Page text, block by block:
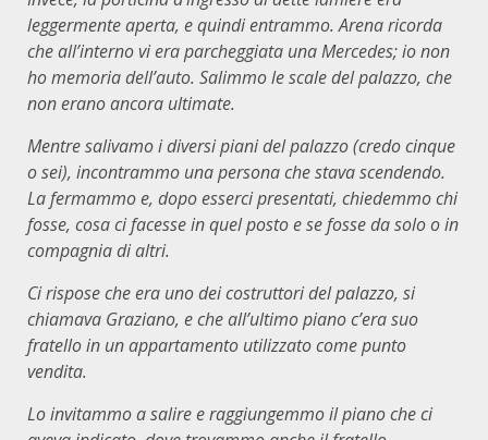
leggermente aperta, e quindi entrammo. Arena ricorda
che all’interno vi era parcheggiata una Mercedes; io non
ho memoria dell’auto. Salimmo le scale del palazzo, che
non erano ancora ultimate.
Mentre salivamo i diversi piani del palazzo (credo cinque
o sei), incontrammo una persona che stava scendendo.
La fermammo e, dopo esserci presentati, chiedemmo chi
fosse, cosa ci facesse in quel posto e se fosse da solo o in
compagnia di altri.
Ci rispose che era uno dei costruttori del palazzo, si
chiamava Graziano, e che all’ultimo piano c’era suo
fratello in un appartamento utilizzato come punto
vendita.
Lo invitammo a salire e raggiungemmo il piano che ci